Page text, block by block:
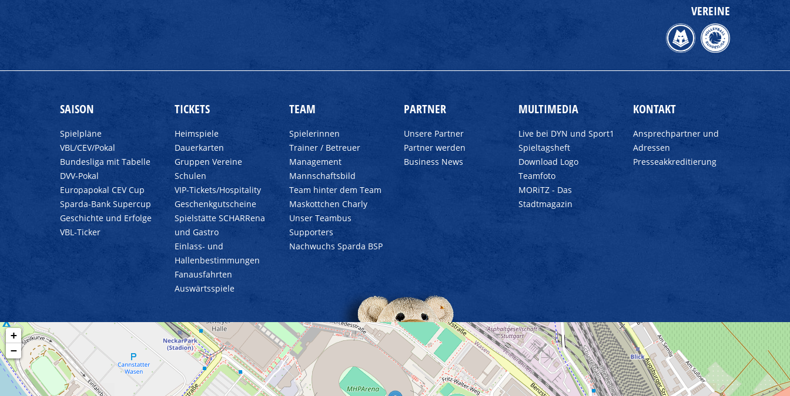
VEREINE
SAISON
Spielpläne
VBL/CEV/Pokal
Bundesliga mit Tabelle
DVV-Pokal
Europapokal CEV Cup
Sparda-Bank Supercup
Geschichte und Erfolge
VBL-Ticker
TICKETS
Heimspiele
Dauerkarten
Gruppen Vereine
Schulen
VIP-Tickets/Hospitality
Geschenkgutscheine
Spielstätte SCHARRena
und Gastro
Einlass- und
Hallenbestimmungen
Fanausfahrten
Auswärtsspiele
TEAM
Spielerinnen
Trainer / Betreuer
Management
Mannschaftsbild
Team hinter dem Team
Maskottchen Charly
Unser Teambus
Supporters
Nachwuchs Sparda BSP
PARTNER
Unsere Partner
Partner werden
Business News
MULTIMEDIA
Live bei DYN und Sport1
Spieltagsheft
Download Logo
Teamfoto
MORiTZ - Das
Stadtmagazin
KONTAKT
Ansprechpartner und
Adressen
Presseakkreditierung
+
−